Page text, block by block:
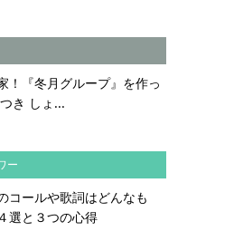
！『冬月グループ』を作っ
き しょ...
ー
コールや歌詞はどんなも
選と３つの心得